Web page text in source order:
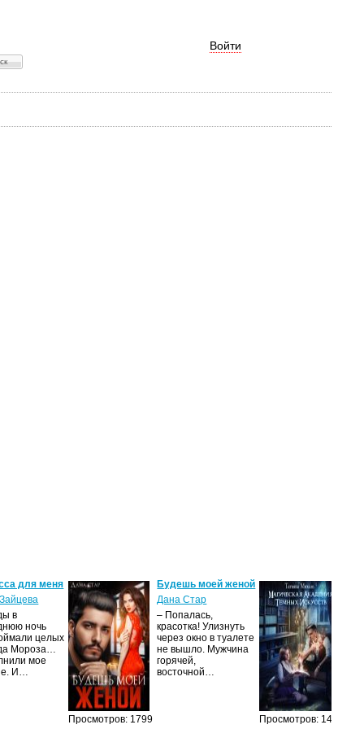
Войти
для меня
в
ночь
целых
Мороза…
мое
И…
Просмотров: 1799
Будешь моей женой
Дана Стар
– Попалась,
красотка! Улизнуть
через окно в туалете
не вышло. Мужчина
горячей,
восточной…
Просмотров: 1460